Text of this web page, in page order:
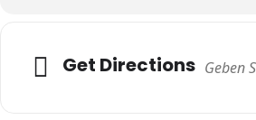
Get Directions